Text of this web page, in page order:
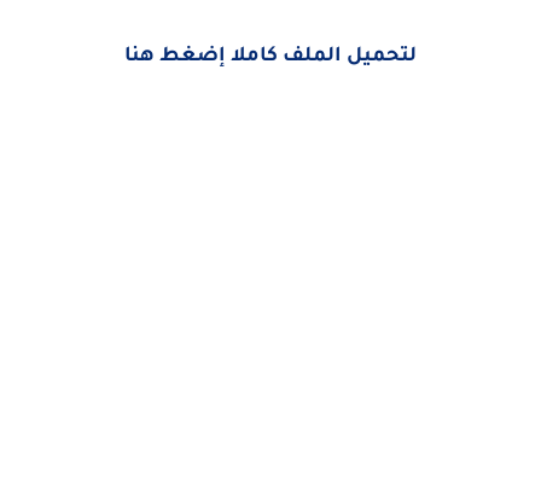
لتحميل الملف كاملا إضغط هنا